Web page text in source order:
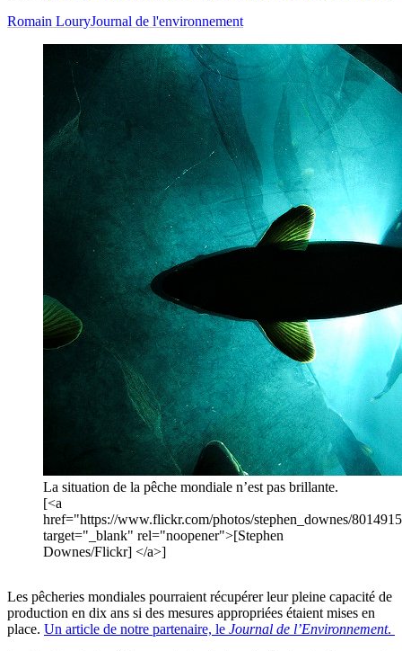
Romain LouryJournal de l'environnement
La situation de la pêche mondiale n’est pas brillante.
[<a
href="https://www.flickr.com/photos/stephen_downes/
target="_blank" rel="noopener">[Stephen
Downes/Flickr] </a>]
Les pêcheries mondiales pourraient récupérer leur pleine capacité de
production en dix ans si des mesures appropriées étaient mises en
place. Un article de notre partenaire, le Journal de l’Environnement.